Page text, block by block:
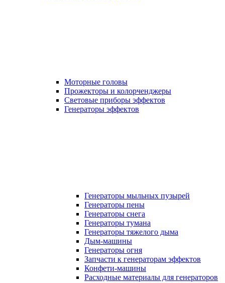
Моторные головы
Прожекторы и колорченджеры
Световые приборы эффектов
Генераторы эффектов
Генераторы мыльных пузырей
Генераторы пены
Генераторы снега
Генераторы тумана
Генераторы тяжелого дыма
Дым-машины
Генераторы огня
Запчасти к генераторам эффектов
Конфети-машины
Расходные материалы для генераторов